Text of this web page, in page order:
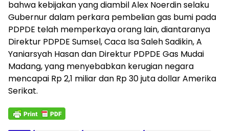
bahwa kebijakan yang diambil Alex Noerdin selaku
Gubernur dalam perkara pembelian gas bumi pada
PDPDE telah memperkaya orang lain, diantaranya
Direktur PDPDE Sumsel, Caca Isa Saleh Sadikin, A
Yaniarsyah Hasan dan Direktur PDPDE Gas Mudai
Madang, yang menyebabkan kerugian negara
mencapai Rp 2,1 miliar dan Rp 30 juta dollar Amerika
Serikat.